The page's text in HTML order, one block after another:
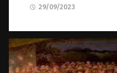
29/09/2023